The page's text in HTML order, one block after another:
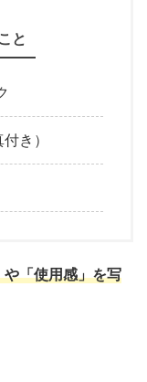
と
き）
や「使用感」を写